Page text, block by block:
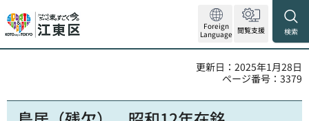
Foreign
Language 閲覧支援 検索
更新日：2025年1月28日
ページ番号：3379